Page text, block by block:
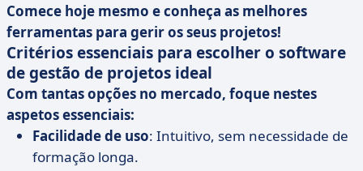
Comece hoje mesmo e conheça as melhores
ferramentas para gerir os seus projetos!
Critérios essenciais para escolher o software
de gestão de projetos ideal
Com tantas opções no mercado, foque nestes
aspetos essenciais:
Facilidade de uso: Intuitivo, sem necessidade de
formação longa.